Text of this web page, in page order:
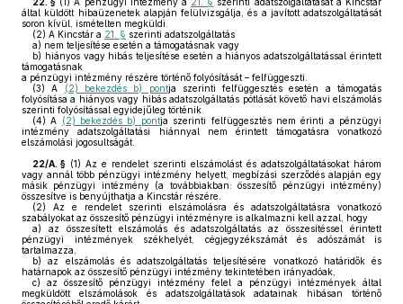
által küldött hibaüzenetek alapján felülvizsgálja, és a javított adatszolgáltatását
soron kívül, ismételten megküldi.
(2) A Kincstár a 21. § szerinti adatszolgáltatás
a) nem teljesítése esetén a támogatásnak vagy
b) hiányos vagy hibás teljesítése esetén a hiányos adatszolgáltatással érintett
támogatásnak
a pénzügyi intézmény részére történő folyósítását – felfüggeszti.
(3) A (2) bekezdés b) pontja szerinti felfüggesztés esetén a támogatás
folyósítása a hiányos vagy hibás adatszolgáltatás pótlását követő havi elszámolás
szerinti folyósítással egyidejűleg történik.
(4) A (2) bekezdés b) pontja szerinti felfüggesztés nem érinti a pénzügyi
intézmény adatszolgáltatási hiánnyal nem érintett támogatásra vonatkozó
elszámolási jogosultságát.
22/A. § (1) Az e rendelet szerinti elszámolást és adatszolgáltatásokat három
vagy annál több pénzügyi intézmény helyett, megbízási szerződés alapján egy
másik pénzügyi intézmény (a továbbiakban: összesítő pénzügyi intézmény)
összesítve is benyújthatja a Kincstár részére.
(2) Az e rendelet szerinti elszámolásra és adatszolgáltatásra vonatkozó
szabályokat az összesítő pénzügyi intézményre is alkalmazni kell azzal, hogy
a) az összesített elszámolás és adatszolgáltatás az összesítéssel érintett
pénzügyi intézmények székhelyét, cégjegyzékszámát és adószámát is
tartalmazza,
b) az elszámolás és adatszolgáltatás teljesítésére vonatkozó határidők és
határnapok az összesítő pénzügyi intézmény tekintetében irányadóak,
c) az összesítő pénzügyi intézmény felel a pénzügyi intézmények által
megküldött elszámolások és adatszolgáltatások adatainak hibásan történő